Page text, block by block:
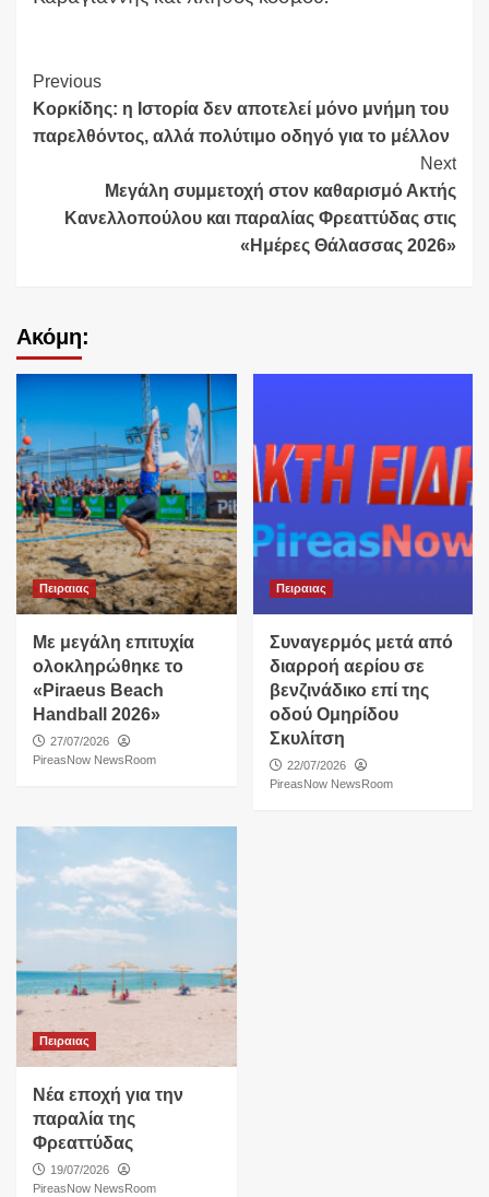
Continue
Reading
Previous
Κορκίδης: η Ιστορία δεν αποτελεί μόνο μνήμη του
παρελθόντος, αλλά πολύτιμο οδηγό για το μέλλον
Next
Μεγάλη συμμετοχή στον καθαρισμό Ακτής
Κανελλοπούλου και παραλίας Φρεαττύδας στις
«Ημέρες Θάλασσας 2026»
Ακόμη:
Πειραιας
Με μεγάλη επιτυχία
ολοκληρώθηκε το
«Piraeus Beach
Handball 2026»
27/07/2026
PireasNow NewsRoom
Πειραιας
Συναγερμός μετά από
διαρροή αερίου σε
βενζινάδικο επί της
οδού Ομηρίδου
Σκυλίτση
22/07/2026
PireasNow NewsRoom
Πειραιας
Νέα εποχή για την
παραλία της
Φρεαττύδας
19/07/2026
PireasNow NewsRoom